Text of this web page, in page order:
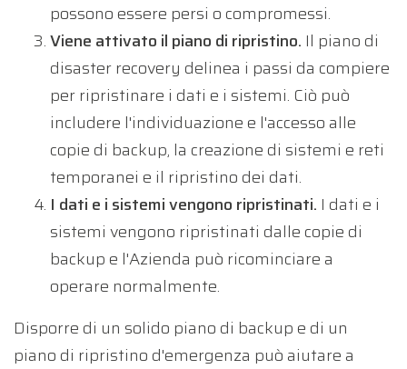
possono essere persi o compromessi.
Viene attivato il piano di ripristino. Il piano di
disaster recovery delinea i passi da compiere
per ripristinare i dati e i sistemi. Ciò può
includere l'individuazione e l'accesso alle
copie di backup, la creazione di sistemi e reti
temporanei e il ripristino dei dati.
I dati e i sistemi vengono ripristinati. I dati e i
sistemi vengono ripristinati dalle copie di
backup e l'Azienda può ricominciare a
operare normalmente.
Disporre di un solido piano di backup e di un
piano di ripristino d'emergenza può aiutare a